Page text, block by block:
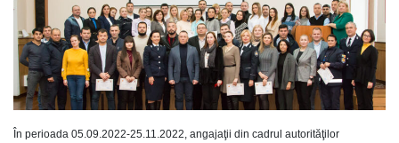
În perioada 05.09.2022-25.11.2022, angajaţii din cadrul autorităţilor